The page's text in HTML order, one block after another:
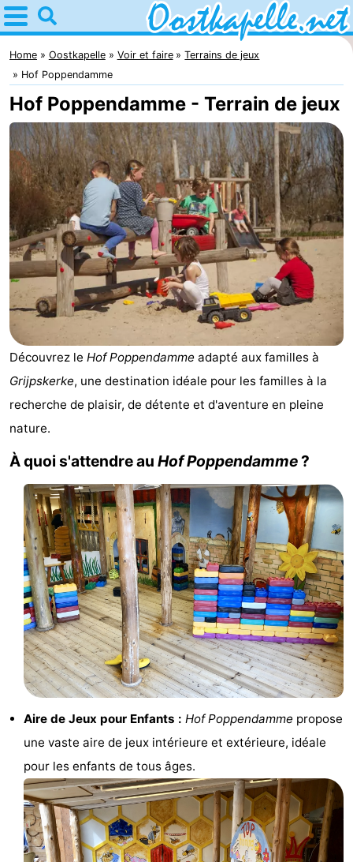
Home
Oostkapelle
Astuces
Avec
les
enfants
Nature
Oranjezon
Passer
la
nuit
Appartements
-
De
Grote
Geere
Campings
Chambre
d'hôtes
Chaumières
-
Duin
Grote
Geere
De
Zandput
Dennenbos
Fort
den
Haak
De
Bongerd
Westhove
Hôtels
Last
minutes
Plages
Voir
faire
Lieux
d'intérêt
Home Oostkapelle Voir et faire
Terrains de jeux
Hof Poppendamme
Hof Poppendamme - Terrain de jeux
Découvrez le Hof Poppendamme adapté aux familles à
Grijpskerke, une destination idéale pour les familles à la
recherche de plaisir, de détente et d'aventure en pleine
nature.
À quoi s'attendre au Hof Poppendamme?
Aire de Jeux pour Enfants : Hof Poppendamme propose
une vaste aire de jeux intérieure et extérieure, idéale
pour les enfants de tous âges.